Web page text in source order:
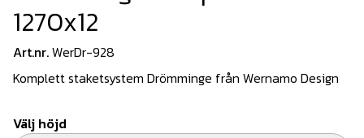
1270x12
Art.nr.WerDr-928
Komplett staketsystem Drömminge från Wernamo Design
Välj höjd